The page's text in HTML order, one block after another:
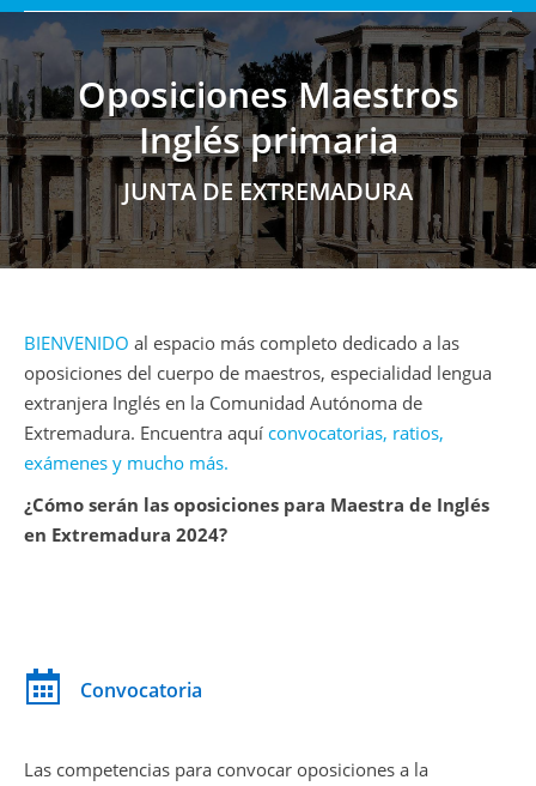
Oposiciones Maestros
Inglés primaria
JUNTA DE EXTREMADURA
Estás aquí:
BIENVENIDO al espacio más completo dedicado a las
oposiciones del cuerpo de maestros, especialidad lengua
extranjera Inglés en la Comunidad Autónoma de
Extremadura. Encuentra aquí convocatorias, ratios,
exámenes y mucho más.
¿Cómo serán las oposiciones para Maestra de Inglés
en Extremadura 2024?
Convocatoria
Las competencias para convocar oposiciones a la